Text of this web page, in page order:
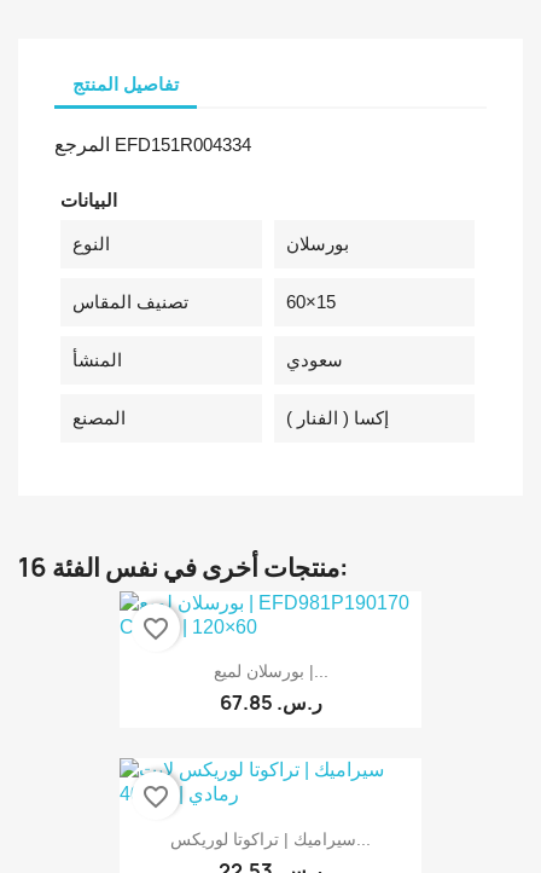
تفاصيل المنتج
المرجع EFD151R004334
البيانات
النوع بورسلان
تصنيف المقاس 60×15
المنشأ سعودي
المصنع إكسا ( الفنار )
16 منتجات أخرى في نفس الفئة:
بورسلان لميع |...
67.85 ر.س.‏
favorite_border
favorite_border